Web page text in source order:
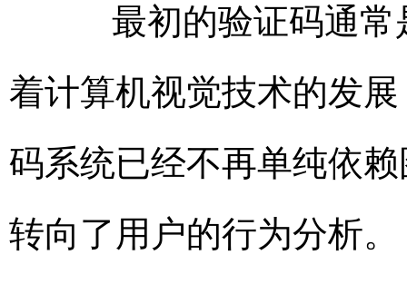
最初的验证码通常
着计算机视觉技术的发
码系统已经不再单纯依
转向了用户的行为分析。